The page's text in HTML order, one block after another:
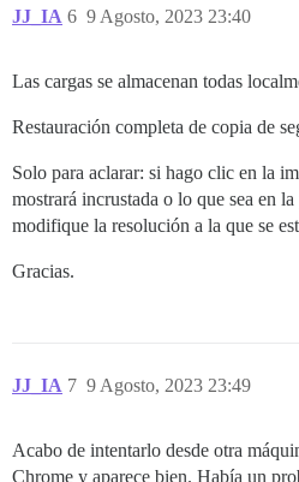
JJ_IA 9 Agosto, 2023 23:40
6
Las cargas se almacenan todas
Restauración completa de copia de
Solo para aclarar: si hago clic en la
mostrará incrustada o lo que sea en
modifique la resolución a la que se
Gracias.
JJ_IA 9 Agosto, 2023 23:49
7
Acabo de intentarlo desde otra
Chrome y aparece bien. Había un